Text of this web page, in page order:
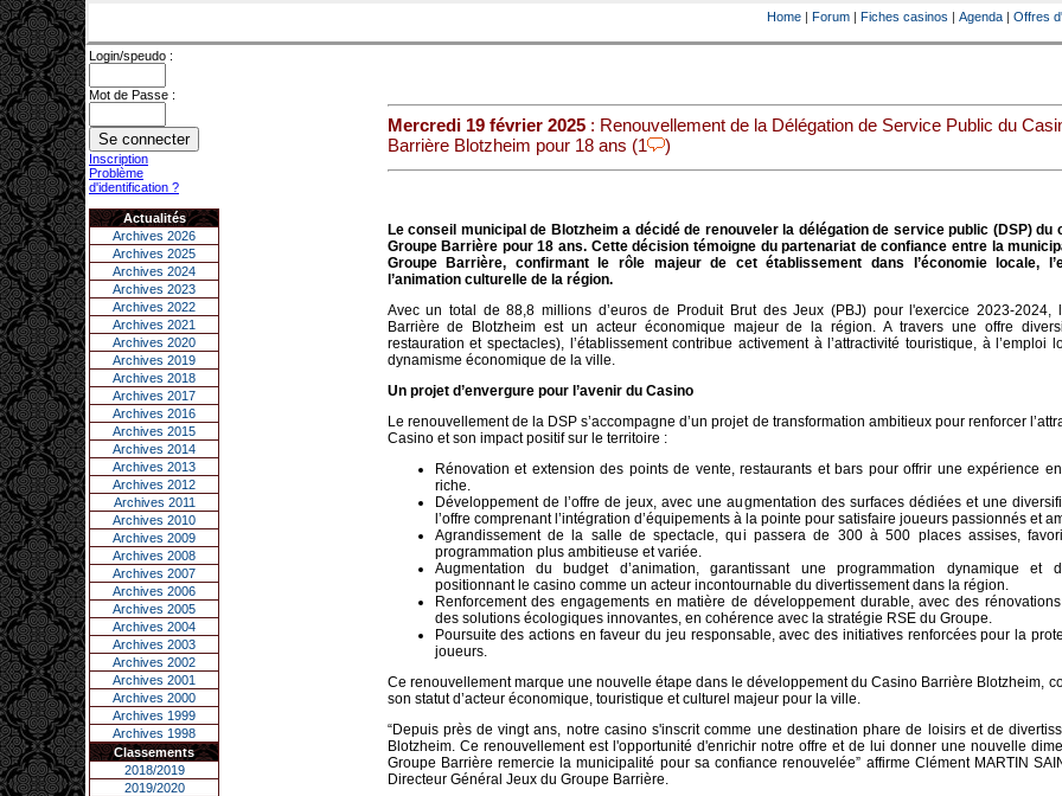
Home | Forum | Fiches casinos | Agenda | Offres
Login/speudo :
Mot de Passe :
Inscription
Problème
d'identification ?
Actualités
Archives 2026
Archives 2025
Archives 2024
Archives 2023
Archives 2022
Archives 2021
Archives 2020
Archives 2019
Archives 2018
Archives 2017
Archives 2016
Archives 2015
Archives 2014
Archives 2013
Archives 2012
Archives 2011
Archives 2010
Archives 2009
Archives 2008
Archives 2007
Archives 2006
Archives 2005
Archives 2004
Archives 2003
Archives 2002
Archives 2001
Archives 2000
Archives 1999
Archives 1998
Classements
2018/2019
2019/2020
Mercredi 19 février 2025: Renouvellement de la Délégation de Service Public du
Barrière Blotzheim pour 18 ans (1
)
Le conseil municipal de Blotzheim a décidé de renouveler la délégation de service public (DSP) du
Groupe Barrière pour 18 ans. Cette décision témoigne du partenariat de confiance entre la
Groupe Barrière, confirmant le rôle majeur de cet établissement dans l’économie locale,
l’animation culturelle de la région.
Avec un total de 88,8 millions d’euros de Produit Brut des Jeux (PBJ) pour l'exercice 2023-2024,
Barrière de Blotzheim est un acteur économique majeur de la région. A travers une offre
restauration et spectacles), l’établissement contribue activement à l’attractivité touristique, à l’emploi
dynamisme économique de la ville.
Un projet d’envergure pour l’avenir du Casino
Le renouvellement de la DSP s’accompagne d’un projet de transformation ambitieux pour renforcer
Casino et son impact positif sur le territoire :
Rénovation et extension des points de vente, restaurants et bars pour offrir une expérience
riche.
Développement de l’offre de jeux, avec une augmentation des surfaces dédiées et une
l’offre comprenant l’intégration d’équipements à la pointe pour satisfaire joueurs passionnés et
Agrandissement de la salle de spectacle, qui passera de 300 à 500 places assises,
programmation plus ambitieuse et variée.
Augmentation du budget d’animation, garantissant une programmation dynamique et
positionnant le casino comme un acteur incontournable du divertissement dans la région.
Renforcement des engagements en matière de développement durable, avec des
des solutions écologiques innovantes, en cohérence avec la stratégie RSE du Groupe.
Poursuite des actions en faveur du jeu responsable, avec des initiatives renforcées pour la
joueurs.
Ce renouvellement marque une nouvelle étape dans le développement du Casino Barrière Blotzheim,
son statut d’acteur économique, touristique et culturel majeur pour la ville.
“Depuis près de vingt ans, notre casino s'inscrit comme une destination phare de loisirs et de
Blotzheim. Ce renouvellement est l'opportunité d'enrichir notre offre et de lui donner une nouvelle
Groupe Barrière remercie la municipalité pour sa confiance renouvelée” affirme Clément MARTIN
Directeur Général Jeux du Groupe Barrière.